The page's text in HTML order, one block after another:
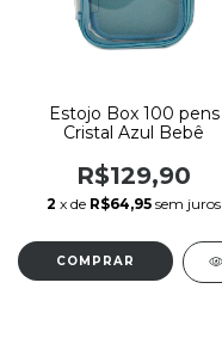
Estojo Box 100 pens
Cristal Azul Bebê
R$129,90
2 x de R$64,95 sem juros